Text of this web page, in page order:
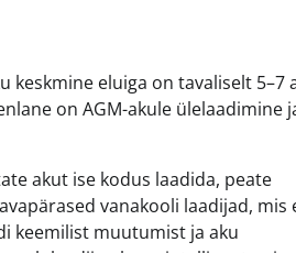
keskmine eluiga on tavaliselt 5–7
on AGM-akule ülelaadimine
akut ise kodus laadida, peate
vanakooli laadijad, mis
keemilist muutumist ja aku